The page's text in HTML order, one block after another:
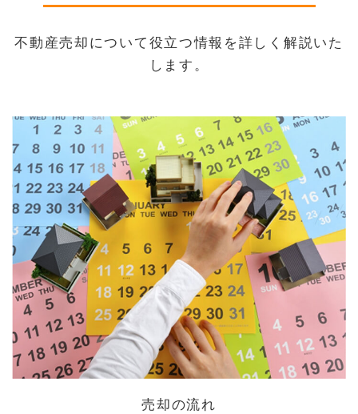
不動産売却について役立つ情報を詳しく解説いた
します。
売却の流れ